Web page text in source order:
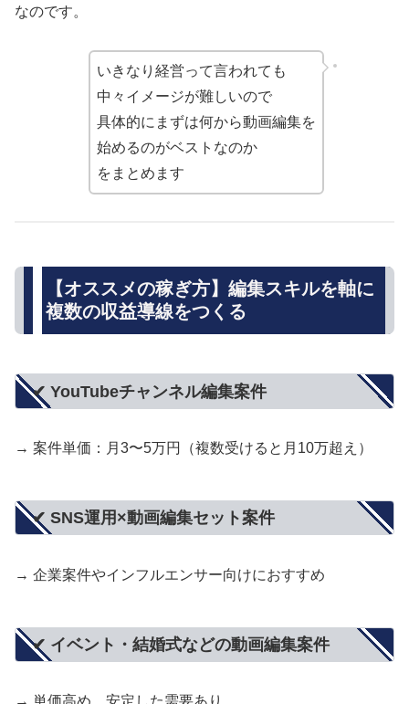
なのです。
いきなり経営って言われても
中々イメージが難しいので
具体的にまずは何から動画編集を
始めるのがベストなのか
をまとめます
【オススメの稼ぎ方】編集スキルを軸に
複数の収益導線をつくる
✔ YouTubeチャンネル編集案件
→ 案件単価：月3〜5万円（複数受けると月10万超え）
✔ SNS運用×動画編集セット案件
→ 企業案件やインフルエンサー向けにおすすめ
✔ イベント・結婚式などの動画編集案件